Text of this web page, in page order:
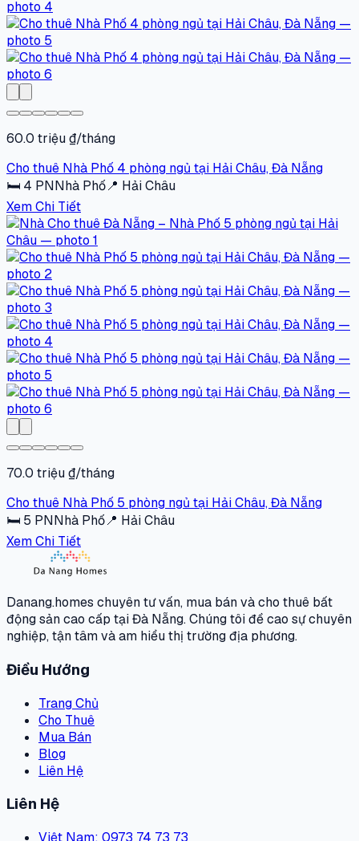
60.0 triệu ₫/tháng
Cho thuê Nhà Phố 4 phòng ngủ tại Hải Châu, Đà Nẵng
🛏 4 PNNhà Phố📍 Hải Châu
Xem Chi Tiết
70.0 triệu ₫/tháng
Cho thuê Nhà Phố 5 phòng ngủ tại Hải Châu, Đà Nẵng
🛏 5 PNNhà Phố📍 Hải Châu
Xem Chi Tiết
Danang.homes chuyên tư vấn, mua bán và cho thuê bất
động sản cao cấp tại Đà Nẵng. Chúng tôi đề cao sự chuyên
nghiệp, tận tâm và am hiểu thị trường địa phương.
Điều Hướng
Trang Chủ
Cho Thuê
Mua Bán
Blog
Liên Hệ
Liên Hệ
Việt Nam: 0973 74 73 73